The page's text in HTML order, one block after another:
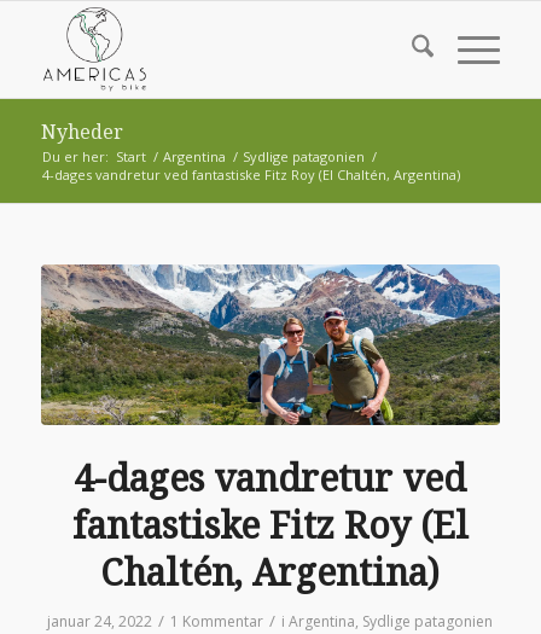
Nyheder
Du er her: Start / Argentina / Sydlige patagonien /
4-dages vandretur ved fantastiske Fitz Roy (El Chaltén, Argentina)
4-dages vandretur ved
fantastiske Fitz Roy (El
Chaltén, Argentina)
januar 24, 2022 / 1 Kommentar / iArgentina, Sydlige patagonien